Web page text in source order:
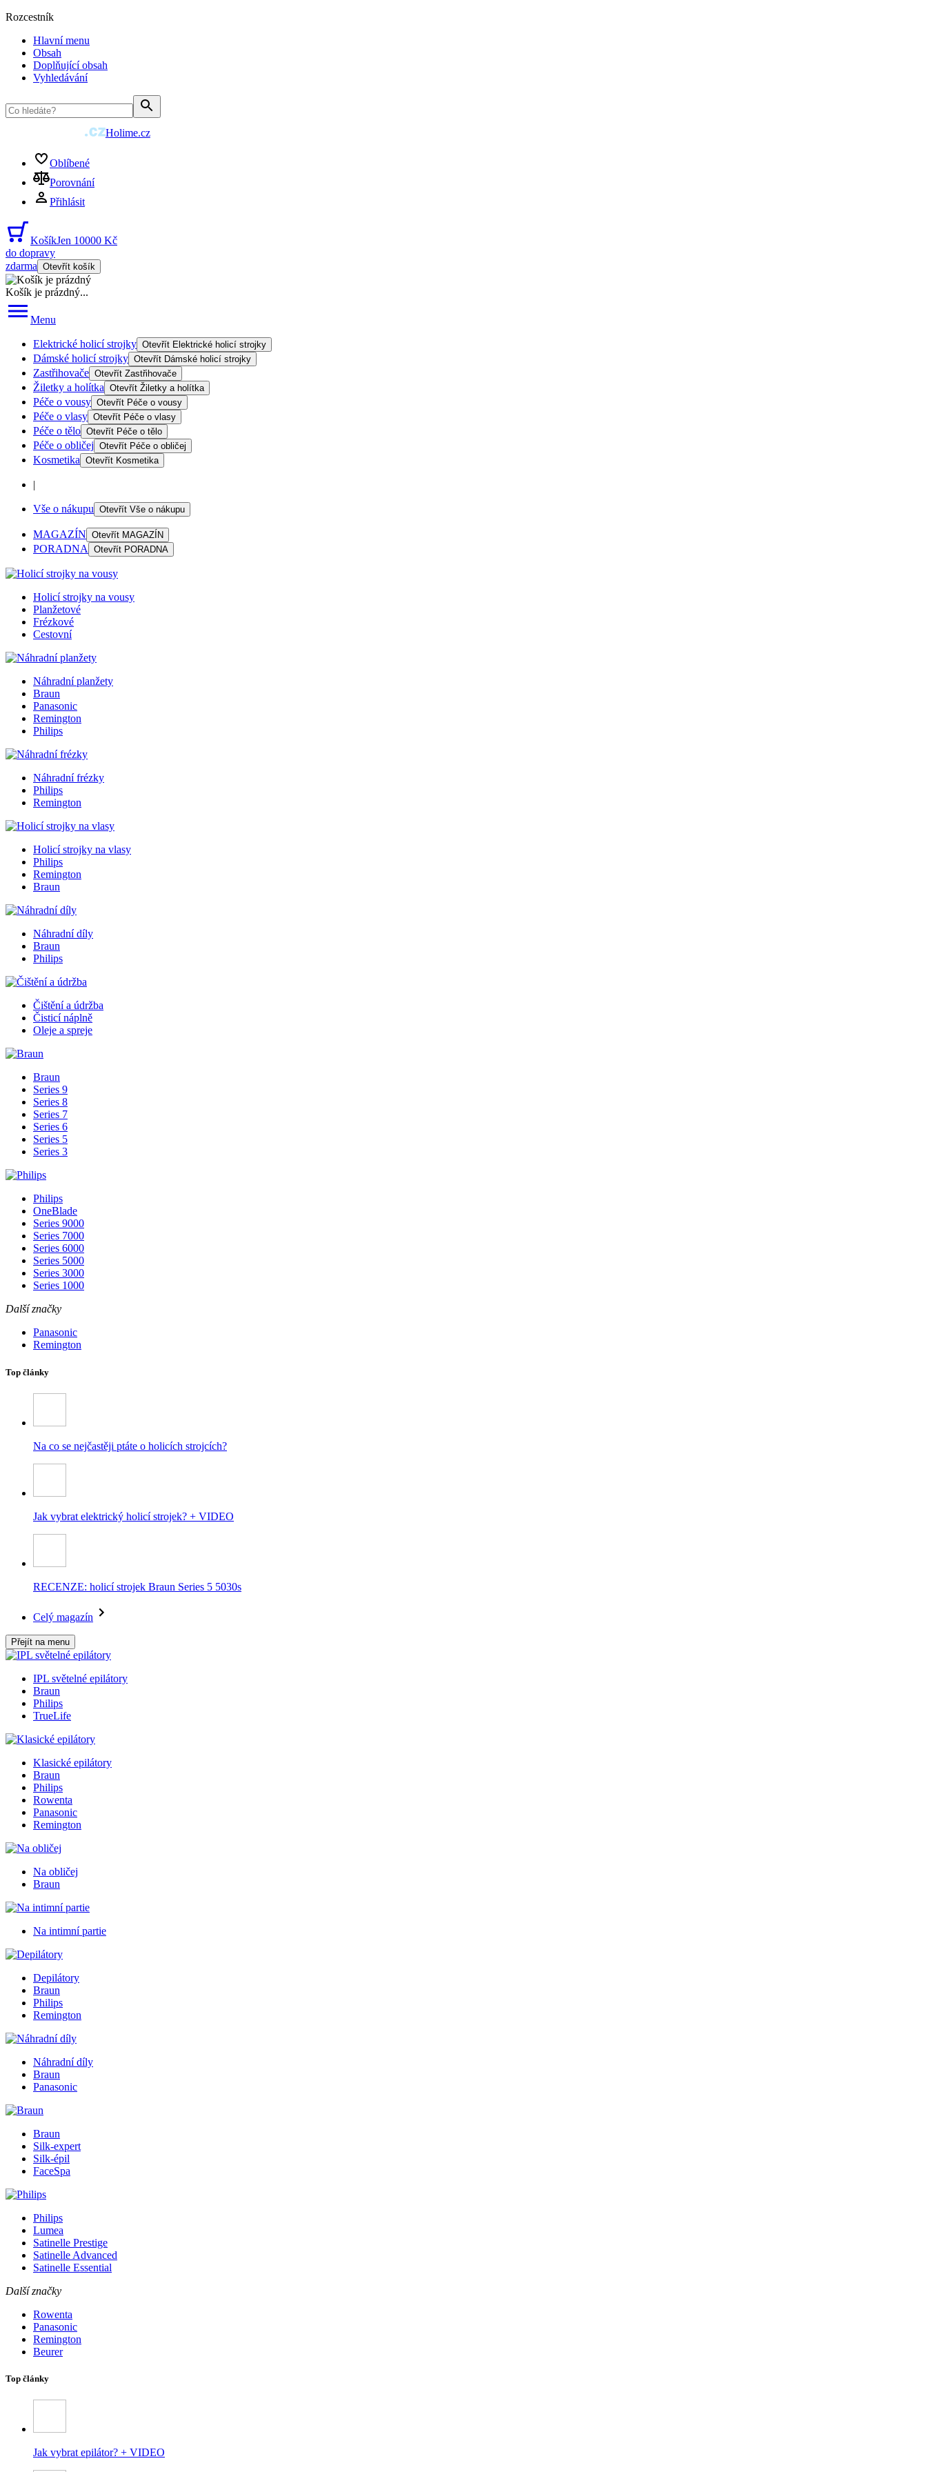
Rozcestník
Hlavní menu
Obsah
Doplňující obsah
Vyhledávání
Holime.cz
Oblíbené
Porovnání
Přihlásit
KošíkJen 10000 Kč
do dopravy
zdarma Otevřít košík
Košík je prázdný...
Menu
Elektrické holicí strojky Otevřít Elektrické holicí strojky
Dámské holicí strojky Otevřít Dámské holicí strojky
Zastřihovače Otevřít Zastřihovače
Žiletky a holítka Otevřít Žiletky a holítka
Péče o vousy Otevřít Péče o vousy
Péče o vlasy Otevřít Péče o vlasy
Péče o tělo Otevřít Péče o tělo
Péče o obličej Otevřít Péče o obličej
Kosmetika Otevřít Kosmetika
|
Vše o nákupu Otevřít Vše o nákupu
MAGAZÍN Otevřít MAGAZÍN
PORADNA Otevřít PORADNA
Holicí strojky na vousy
Planžetové
Frézkové
Cestovní
Náhradní planžety
Braun
Panasonic
Remington
Philips
Náhradní frézky
Philips
Remington
Holicí strojky na vlasy
Philips
Remington
Braun
Náhradní díly
Braun
Philips
Čištění a údržba
Čisticí náplně
Oleje a spreje
Braun
Series 9
Series 8
Series 7
Series 6
Series 5
Series 3
Philips
OneBlade
Series 9000
Series 7000
Series 6000
Series 5000
Series 3000
Series 1000
Další značky
Panasonic
Remington
Top články
Na co se nejčastěji ptáte o holicích strojcích?
Jak vybrat elektrický holicí strojek? + VIDEO
RECENZE: holicí strojek Braun Series 5 5030s
Celý magazín
Přejít na menu
IPL světelné epilátory
Braun
Philips
TrueLife
Klasické epilátory
Braun
Philips
Rowenta
Panasonic
Remington
Na obličej
Braun
Na intimní partie
Depilátory
Braun
Philips
Remington
Náhradní díly
Braun
Panasonic
Braun
Silk-expert
Silk-épil
FaceSpa
Philips
Lumea
Satinelle Prestige
Satinelle Advanced
Satinelle Essential
Další značky
Rowenta
Panasonic
Remington
Beurer
Top články
Jak vybrat epilátor? + VIDEO